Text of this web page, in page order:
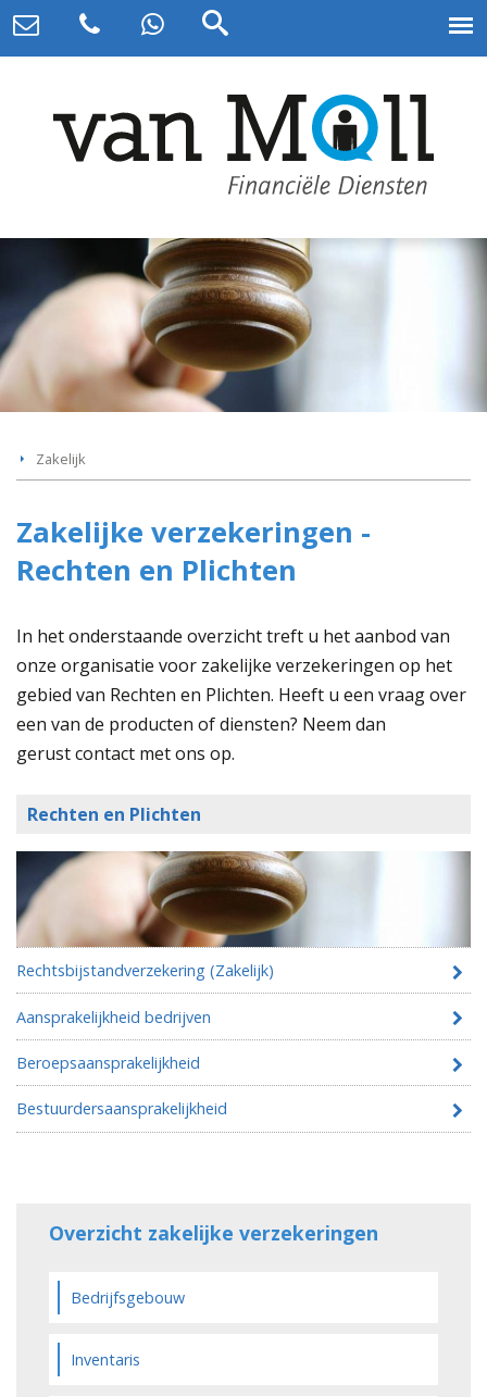
Zakelijk
Zakelijke verzekeringen -
Rechten en Plichten
In het onderstaande overzicht treft u het aanbod van
onze organisatie voor zakelijke verzekeringen op het
gebied van Rechten en Plichten. Heeft u een vraag over
een van de producten of diensten? Neem dan
gerust contact met ons op.
Rechten en Plichten
Rechtsbijstandverzekering (Zakelijk)
Aansprakelijkheid bedrijven
Beroepsaansprakelijkheid
Bestuurdersaansprakelijkheid
Overzicht zakelijke verzekeringen
Bedrijfsgebouw
Inventaris